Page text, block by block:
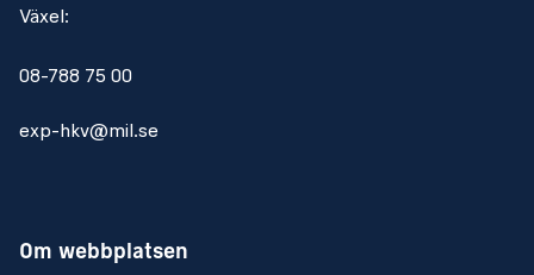
Växel:
08-788 75 00
exp-hkv@mil.se
Om webbplatsen